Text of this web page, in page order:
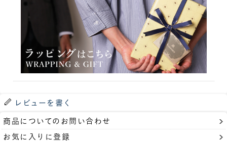
レビューを書く
商品についてのお問い合わせ
お気に入りに登録